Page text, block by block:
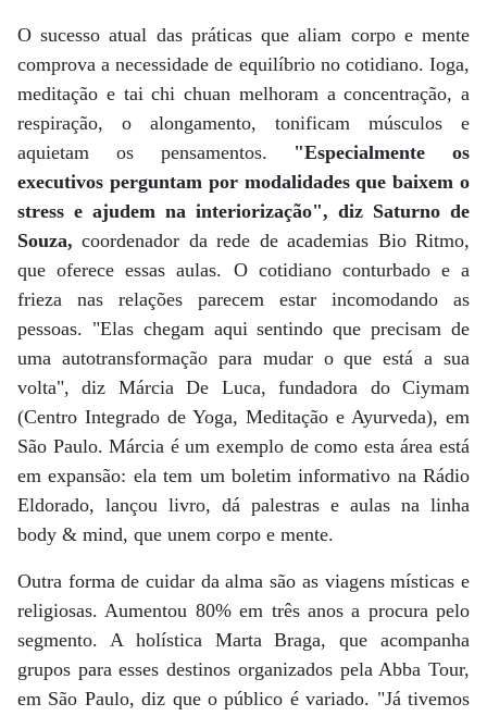
O sucesso atual das práticas que aliam corpo e mente
comprova a necessidade de equilíbrio no cotidiano. Ioga,
meditação e tai chi chuan melhoram a concentração, a
respiração, o alongamento, tonificam músculos e
aquietam os pensamentos. "Especialmente os
executivos perguntam por modalidades que baixem o
stress e ajudem na interiorização", diz Saturno de
Souza, coordenador da rede de academias Bio Ritmo,
que oferece essas aulas. O cotidiano conturbado e a
frieza nas relações parecem estar incomodando as
pessoas. "Elas chegam aqui sentindo que precisam de
uma autotransformação para mudar o que está a sua
volta", diz Márcia De Luca, fundadora do Ciymam
(Centro Integrado de Yoga, Meditação e Ayurveda), em
São Paulo. Márcia é um exemplo de como esta área está
em expansão: ela tem um boletim informativo na Rádio
Eldorado, lançou livro, dá palestras e aulas na linha
body & mind, que unem corpo e mente.
Outra forma de cuidar da alma são as viagens místicas e
religiosas. Aumentou 80% em três anos a procura pelo
segmento. A holística Marta Braga, que acompanha
grupos para esses destinos organizados pela Abba Tour,
em São Paulo, diz que o público é variado. "Já tivemos